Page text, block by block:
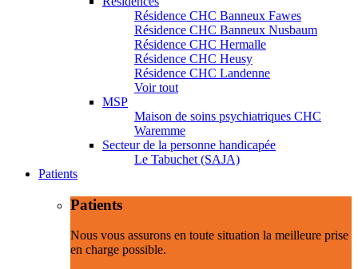
Résidence CHC Banneux Fawes
Résidence CHC Banneux Nusbaum
Résidence CHC Hermalle
Résidence CHC Heusy
Résidence CHC Landenne
Voir tout
MSP
Maison de soins psychiatriques CHC
Waremme
Secteur de la personne handicapée
Le Tabuchet (SAJA)
Patients
Patients
Nous vous assurons en toute situation la meilleure prise
en charge possible.